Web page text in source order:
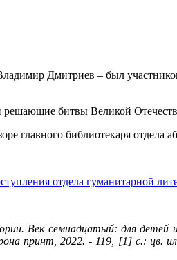
Дмитриев – был
битвы Великой
главного библиотекаря отдела
Век семнадцатый: для
принт, 2022. - 119, [1] с.: цв.